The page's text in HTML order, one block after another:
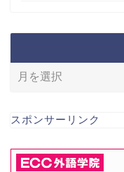
スポンサーリンク